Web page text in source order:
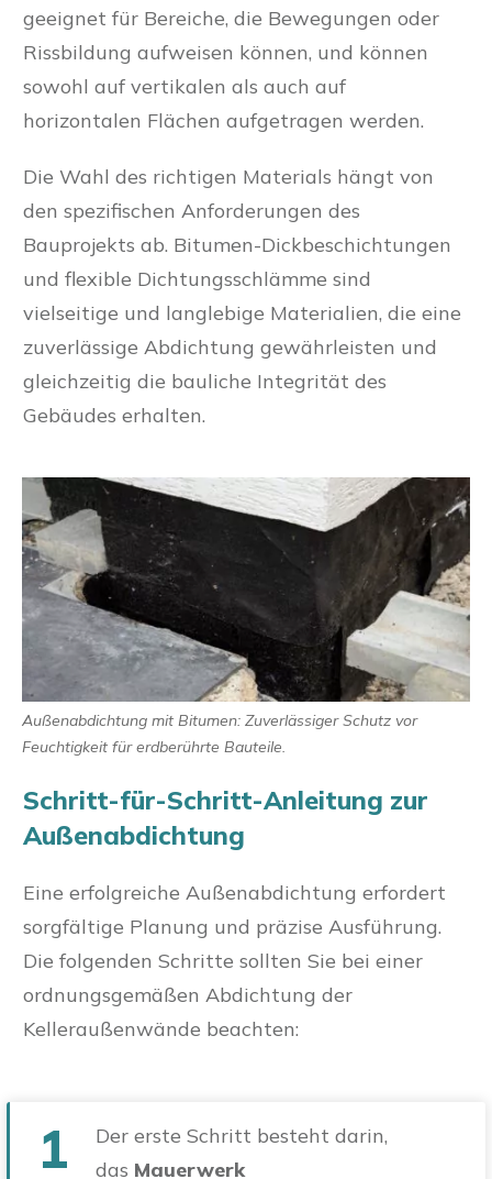
geeignet für Bereiche, die Bewegungen oder
Rissbildung aufweisen können, und können
sowohl auf vertikalen als auch auf
horizontalen Flächen aufgetragen werden.
Die Wahl des richtigen Materials hängt von
den spezifischen Anforderungen des
Bauprojekts ab. Bitumen-Dickbeschichtungen
und flexible Dichtungsschlämme sind
vielseitige und langlebige Materialien, die eine
zuverlässige Abdichtung gewährleisten und
gleichzeitig die bauliche Integrität des
Gebäudes erhalten.
Außenabdichtung mit Bitumen: Zuverlässiger Schutz vor
Feuchtigkeit für erdberührte Bauteile.
Schritt-für-Schritt-Anleitung zur
Außenabdichtung
Eine erfolgreiche Außenabdichtung erfordert
sorgfältige Planung und präzise Ausführung.
Die folgenden Schritte sollten Sie bei einer
ordnungsgemäßen Abdichtung der
Kelleraußenwände beachten:
1
Der erste Schritt besteht darin,
das Mauerwerk